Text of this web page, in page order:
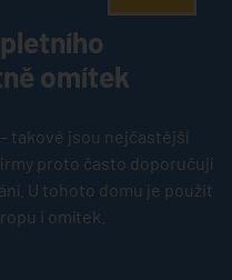
omítek
takové jsou nejčastější
proto často doporučují
U tohoto domu je použit
i omítek.